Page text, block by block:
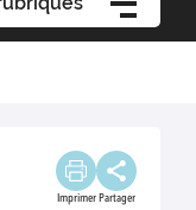
Imprimer Partager